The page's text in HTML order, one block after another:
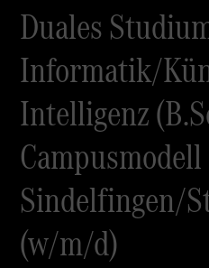
Duales
Informatik/
Intelligenz
Campusmodell
Sindelfingen/
(w/m/d)